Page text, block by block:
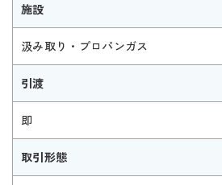
施設
汲み取り・プロパンガス
引渡
即
取引形態